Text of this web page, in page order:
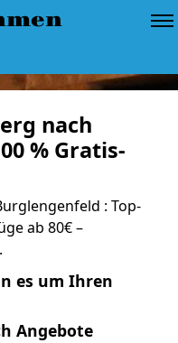
nach
% Gratis-
: Top-
ab 80€ –
es um Ihren
Angebote